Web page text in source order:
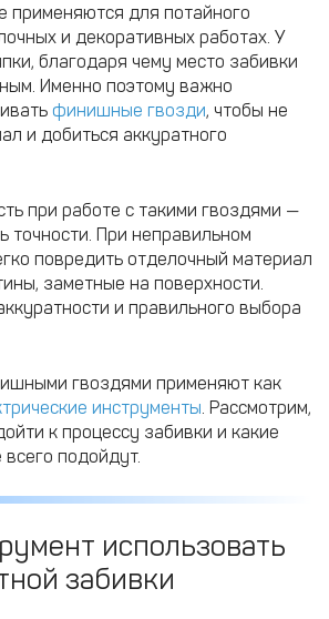
применяются для потайного
и декоративных работах. У
благодаря чему место забивки
Именно поэтому важно
финишные гвозди, чтобы не
и добиться аккуратного
при работе с такими гвоздями —
точности. При неправильном
повредить отделочный материал
заметные на поверхности.
и правильного выбора
гвоздями применяют как
инструменты . Рассмотрим,
к процессу забивки и какие
подойдут.
использовать
забивки